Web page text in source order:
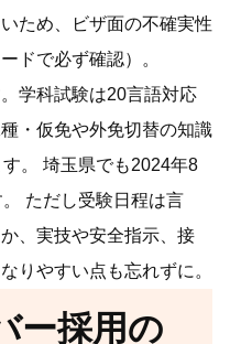
ため、ビザ面の不確実性
ドで必ず確認）。
学科試験は20言語対応
・仮免や外免切替の知識
。 埼玉県でも2024年8
ただし受験日程は言
、実技や安全指示、接
りやすい点も忘れずに。
ー採用の